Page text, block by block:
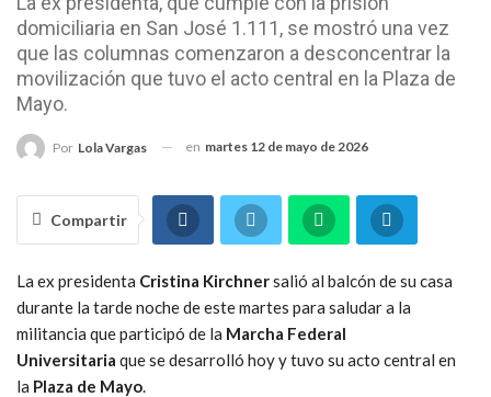
domiciliaria en San José 1.111, se mostró una vez
que las columnas comenzaron a desconcentrar la
movilización que tuvo el acto central en la Plaza de
Mayo.
Por Lola Vargas en martes 12 de mayo de 2026
Compartir
La ex presidenta Cristina Kirchnersalió al balcón de su casa
durante la tarde noche de este martes para saludar a la
militancia que participó de la Marcha Federal
Universitaria que se desarrolló hoy y tuvo su acto central en
la Plaza de Mayo.